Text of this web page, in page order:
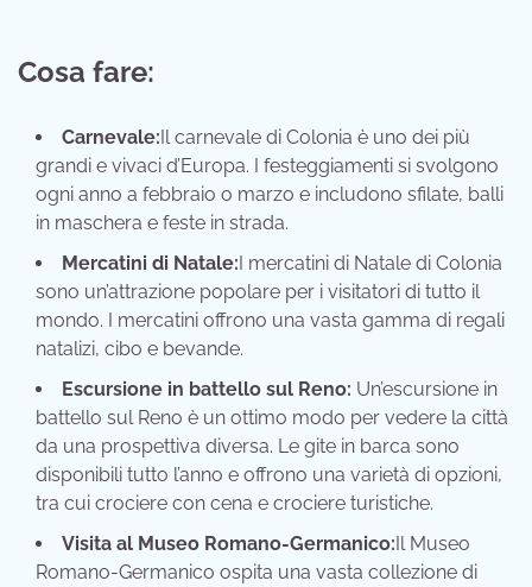
Cosa fare:
Carnevale:Il carnevale di Colonia è uno dei più
grandi e vivaci d’Europa. I festeggiamenti si svolgono
ogni anno a febbraio o marzo e includono sfilate, balli
in maschera e feste in strada.
Mercatini di Natale:I mercatini di Natale di Colonia
sono un’attrazione popolare per i visitatori di tutto il
mondo. I mercatini offrono una vasta gamma di regali
natalizi, cibo e bevande.
Escursione in battello sul Reno: Un’escursione in
battello sul Reno è un ottimo modo per vedere la città
da una prospettiva diversa. Le gite in barca sono
disponibili tutto l’anno e offrono una varietà di opzioni,
tra cui crociere con cena e crociere turistiche.
Visita al Museo Romano-Germanico:Il Museo
Romano-Germanico ospita una vasta collezione di